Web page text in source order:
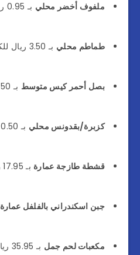
ملفوف أخضر محلي بـ 0.95 ريال للكيلو
طماطم محلي بـ 3.50 ريال للكيلو
بصل أحمر كيس متوسط بـ 5.50 ريال
كزبرة/بقدونس محلي بـ 0.50 ريال للحزمة
قشطة طازجة عمارة بـ 17.95 ريال للكيلو
جبن اسكندراني بالفلفل عمارة
مكعبات لحم جمل بـ 35.95 ريال للكيلو